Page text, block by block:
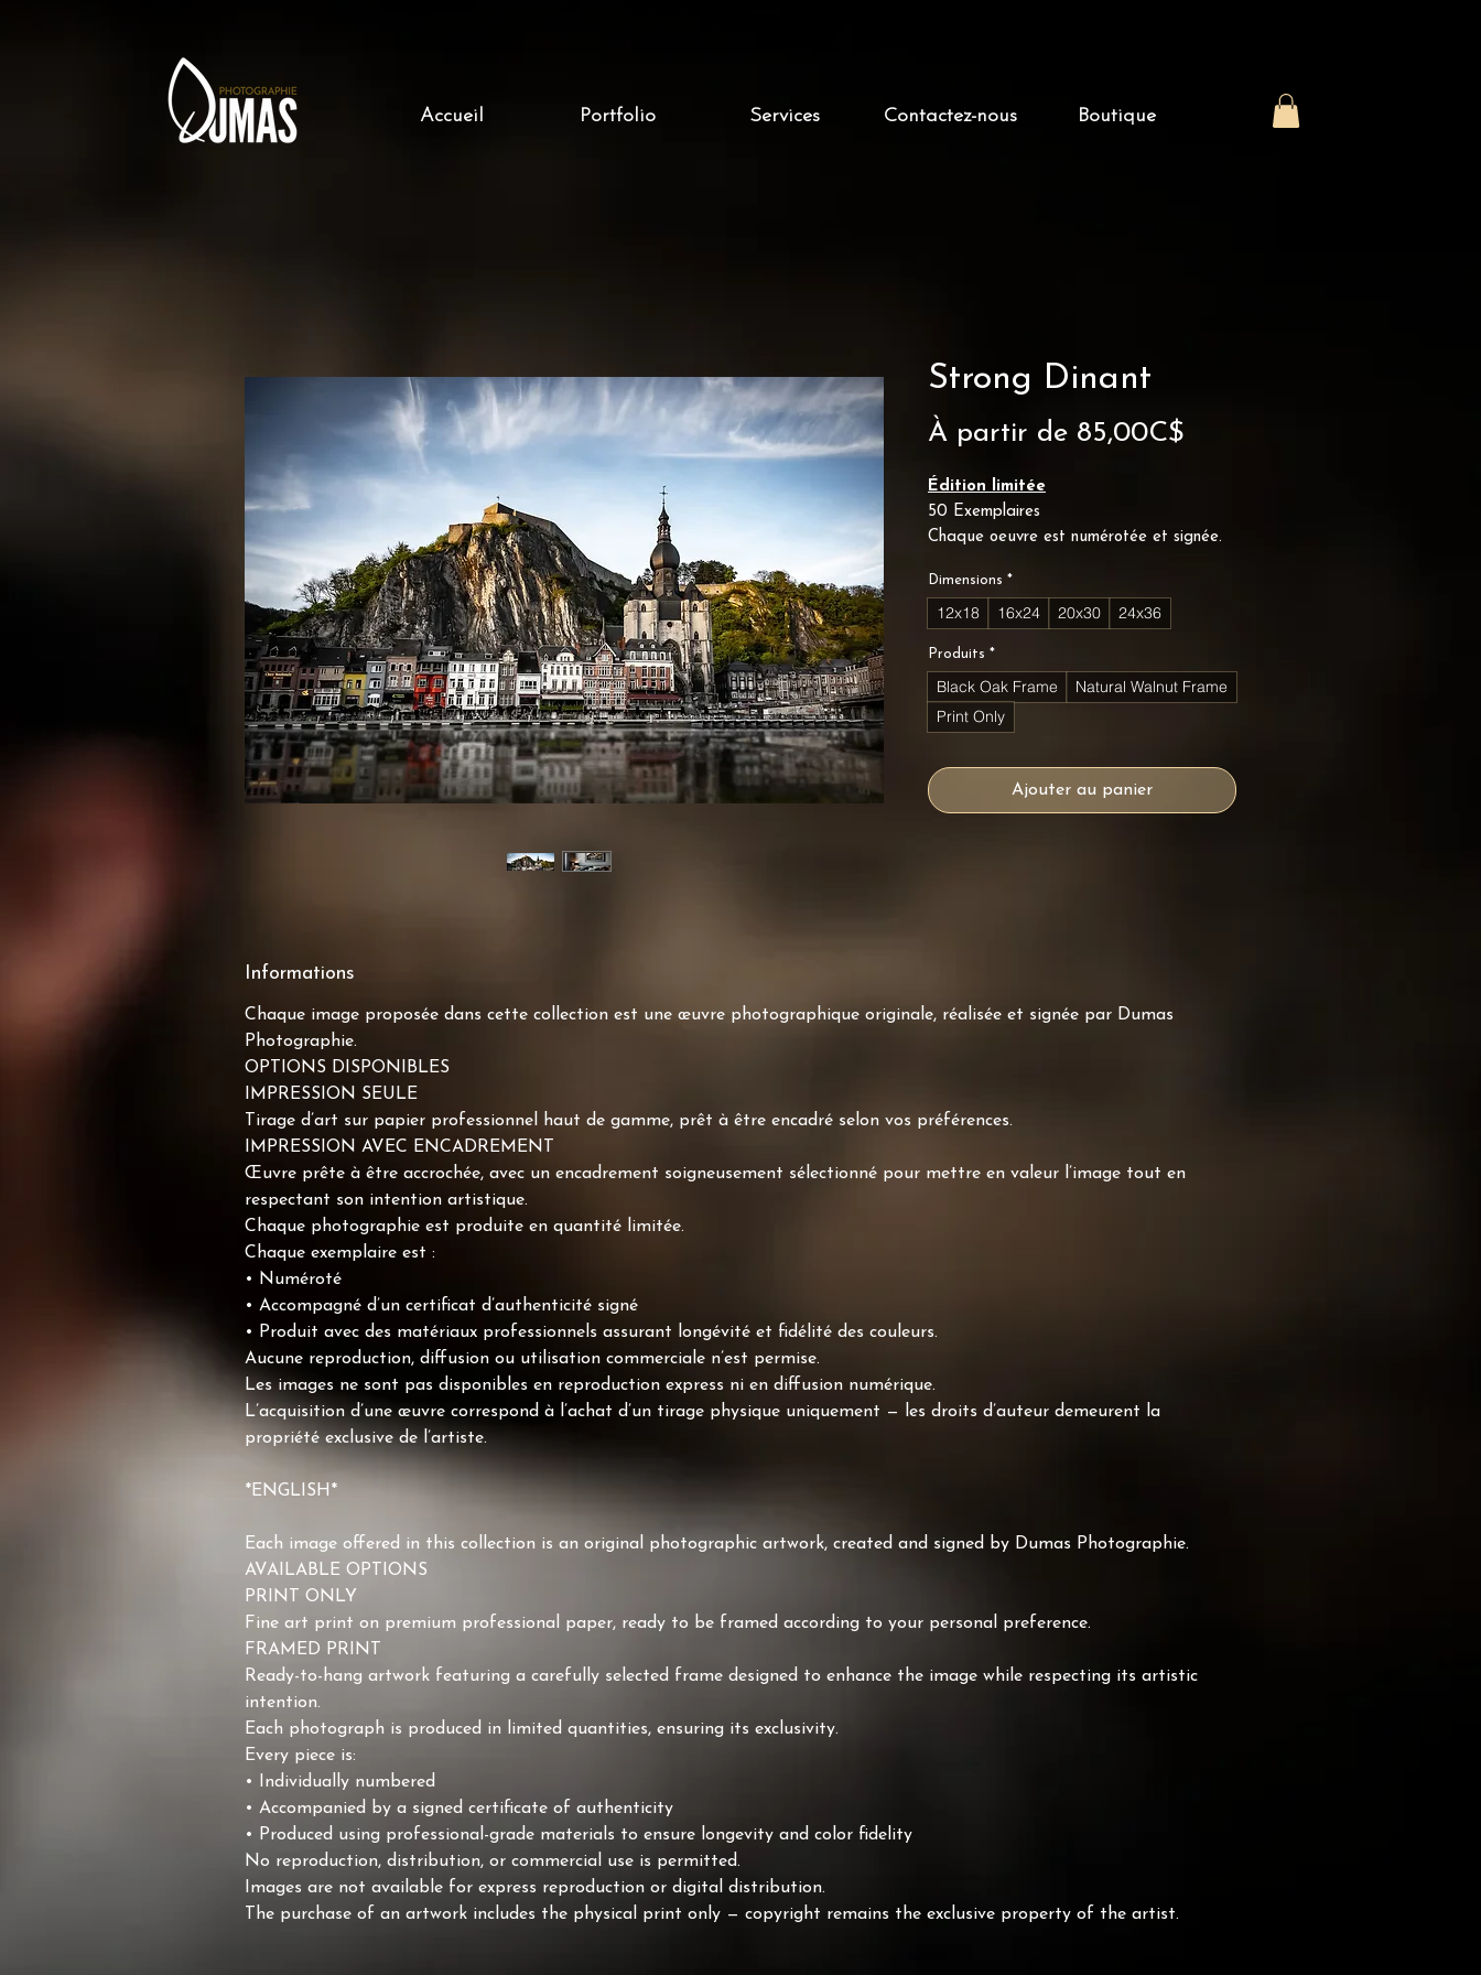
Accueil Portfolio Services Contactez-nous Boutique
Strong Dinant
À partir de 85,00C$
Édition limitée
50 Exemplaires
Chaque oeuvre est numérotée et signée.
Dimensions *
12x18 16x24 20x30 24x36
Produits *
Black Oak Frame
Natural Walnut Frame
Print Only
Ajouter au panier
Informations
Chaque image proposée dans cette collection est une œuvre photographique originale, réalisée et signée par Dumas
Photographie.
OPTIONS DISPONIBLES
IMPRESSION SEULE
Tirage d’art sur papier professionnel haut de gamme, prêt à être encadré selon vos préférences.
IMPRESSION AVEC ENCADREMENT
Œuvre prête à être accrochée, avec un encadrement soigneusement sélectionné pour mettre en valeur l’image tout en
respectant son intention artistique.
Chaque photographie est produite en quantité limitée.
Chaque exemplaire est :
• Numéroté
• Accompagné d’un certificat d’authenticité signé
• Produit avec des matériaux professionnels assurant longévité et fidélité des couleurs.
Aucune reproduction, diffusion ou utilisation commerciale n’est permise.
Les images ne sont pas disponibles en reproduction express ni en diffusion numérique.
L’acquisition d’une œuvre correspond à l’achat d’un tirage physique uniquement — les droits d’auteur demeurent la
propriété exclusive de l’artiste.
*ENGLISH*
Each image offered in this collection is an original photographic artwork, created and signed by Dumas Photographie.
AVAILABLE OPTIONS
PRINT ONLY
Fine art print on premium professional paper, ready to be framed according to your personal preference.
FRAMED PRINT
Ready-to-hang artwork featuring a carefully selected frame designed to enhance the image while respecting its artistic
intention.
Each photograph is produced in limited quantities, ensuring its exclusivity.
Every piece is:
• Individually numbered
• Accompanied by a signed certificate of authenticity
• Produced using professional-grade materials to ensure longevity and color fidelity
No reproduction, distribution, or commercial use is permitted.
Images are not available for express reproduction or digital distribution.
The purchase of an artwork includes the physical print only — copyright remains the exclusive property of the artist.